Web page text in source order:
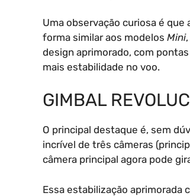
Uma observação curiosa é que
forma similar aos modelos Mini
design aprimorado, com
mais estabilidade no voo.
GIMBAL
O principal destaque é, sem
incrível de três câmeras
câmera principal agora pode
Essa estabilização aprimorada